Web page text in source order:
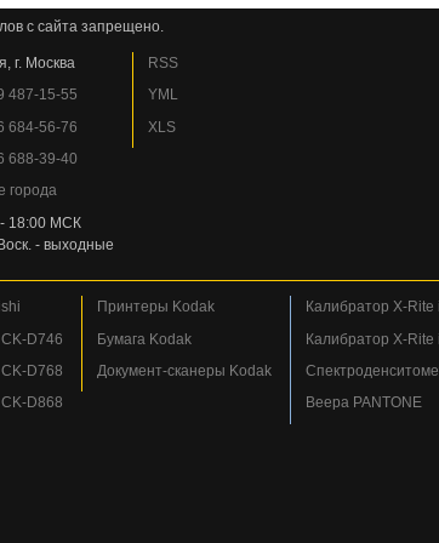
с сайта запрещено.
г. Москва
487-15-55
684-56-76
688-39-40
города
18:00 МСК
- выходные
RSS
YML
XLS
D746
D768
D868
Принтеры Kodak
Бумага Kodak
Документ-сканеры Kodak
Калибратор X-
Калибратор X-
Веера PANTONE